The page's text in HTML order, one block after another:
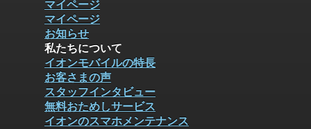
マイページ
マイページ
お知らせ
私たちについて
イオンモバイルの特長
お客さまの声
スタッフインタビュー
無料おためしサービス
イオンのスマホメンテナンス